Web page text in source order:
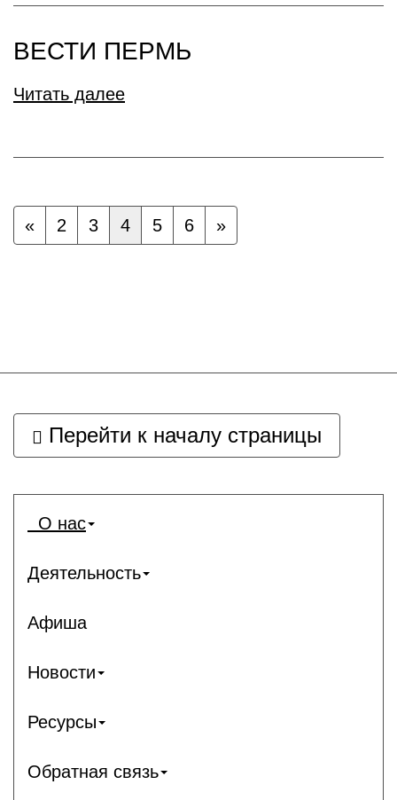
ВЕСТИ ПЕРМЬ
Читать далее
« 2 3 4 5 6 »
Перейти к началу страницы
О нас
Деятельность
Афиша
Новости
Ресурсы
Обратная связь